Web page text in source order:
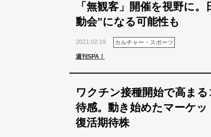
「無観客」開催を視野に
動会”になる可能性も
2021.02.19 カルチャー・スポーツ
週刊SPA！
ワクチン接種開始で高ま
待感。動き始めたマーケ
復活期待株